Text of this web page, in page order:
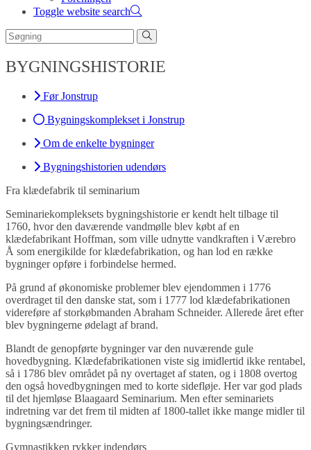
Toggle website search
BYGNINGSHISTORIE
Før Jonstrup
Bygningskomplekset i Jonstrup
Om de enkelte bygninger
Bygningshistorien udendørs
Fra klædefabrik til seminarium
Seminariekompleksets bygningshistorie er kendt helt tilbage til
1760, hvor den daværende vandmølle blev købt af en
klædefabrikant Hoffman, som ville udnytte vandkraften i Værebro
Å som energikilde for klædefabrikation, og han lod en række
bygninger opføre i forbindelse hermed.
På grund af økonomiske problemer blev ejendommen i 1776
overdraget til den danske stat, som i 1777 lod klædefabrikationen
videreføre af storkøbmanden Abraham Schneider. Allerede året efter
blev bygningerne ødelagt af brand.
Blandt de genopførte bygninger var den nuværende gule
hovedbygning. Klædefabrikationen viste sig imidlertid ikke rentabel,
så i 1786 blev området på ny overtaget af staten, og i 1808 overtog
den også hovedbygningen med to korte sidefløje. Her var god plads
til det hjemløse Blaagaard Seminarium. Men efter seminariets
indretning var det frem til midten af 1800-tallet ikke mange midler til
bygningsændringer.
Gymnastikken rykker indendørs